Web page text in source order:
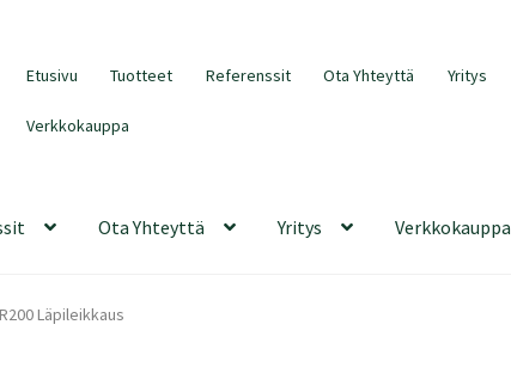
Etusivu Tuotteet Referenssit Ota Yhteyttä Yritys
Verkkokauppa
Ota Yhteyttä Yritys Verkkokauppa
Läpileikkaus